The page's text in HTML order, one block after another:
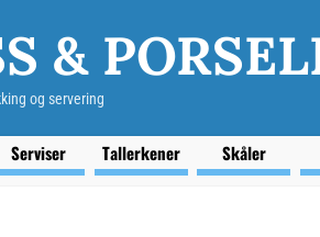
&
og servering
Serviser Tallerkener Skåler